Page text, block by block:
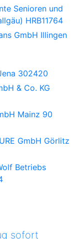
Senioren und
HRB11764
GmbH Illingen
302420
& Co. KG
Mainz 90
GmbH Görlitz
Betriebs
sofort